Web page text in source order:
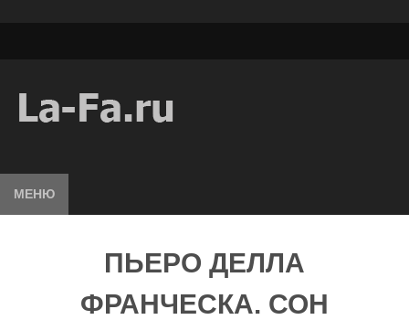
МЕНЮ
ПЬЕРО ДЕЛЛА
ФРАНЧЕСКА. СОН